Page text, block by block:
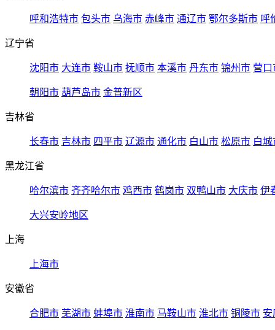
呼和浩特市 包头市 乌海市 赤峰市 通辽市 鄂尔多斯市 呼
辽宁省
沈阳市 大连市 鞍山市 抚顺市 本溪市 丹东市 锦州市 营口
朝阳市 葫芦岛市 金普新区
吉林省
长春市 吉林市 四平市 辽源市 通化市 白山市 松原市 白城
黑龙江省
哈尔滨市 齐齐哈尔市 鸡西市 鹤岗市 双鸭山市 大庆市 伊
大兴安岭地区
上海
上海市
安徽省
合肥市 芜湖市 蚌埠市 淮南市 马鞍山市 淮北市 铜陵市 安